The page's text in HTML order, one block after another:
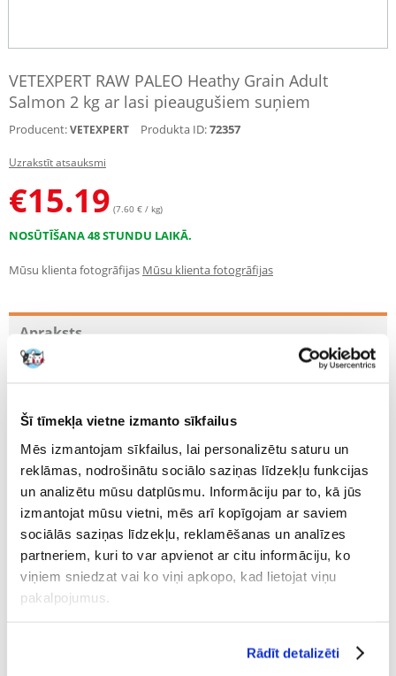
Šī tīmekļa vietne izmanto sīkfailus
Mēs izmantojam sīkfailus, lai personalizētu saturu un
reklāmas, nodrošinātu sociālo saziņas līdzekļu funkcijas
un analizētu mūsu datplūsmu. Informāciju par to, kā jūs
izmantojat mūsu vietni, mēs arī kopīgojam ar saviem
sociālās saziņas līdzekļu, reklamēšanas un analīzes
partneriem, kuri to var apvienot ar citu informāciju, ko
viņiem sniedzat vai ko viņi apkopo, kad lietojat viņu
pakalpojumus.
Rādīt detalizēti
VETEXPERT RAW PALEO Heathy Grain Adult
Salmon 2 kg ar lasi pieaugušiem suņiem
Producent:VETEXPERT Produkta ID:72357
Uzrakstīt atsauksmi
€15.19 (7.60 € / kg)
NOSŪTĪŠANA 48 STUNDU LAIKĀ.
Mūsu klienta fotogrāfijas Mūsu klienta fotogrāfijas
Apraksts
Pilnvērtīga un sabalansēta barība pieaugušiem suņiem, kuras
Divu dažādu olbaltumvielu avotu izmantošana nodrošina labāku
neaizvietojamo aminoskābju līdzsvaru jūsu sunim. Produktam
raksturīga arī divu veidu ogļhidrātu izmantošana miežu un batātu veidā.
Miežiemir raksturīgs zems glikēmiskais indekss, kas ļauj izmantot
pakāpeniski izdalīto enerģiju (LONG ENERGY LASTING).
Jamsi nodrošina viegli sagremojamu enerģiju,ko suņa organisms
izmanto uzreiz pēc ēšanas.
Šāds barības enerģijas sadalījums ļauj pilnībā izmantot gaļā esošās
olbaltumvielas organisma celtniecības vajadzībām. Tas nodrošina
pietiekamas muskuļu masas uzturēšanu, vienlaikus saglabājot suni
optimālā kondīcijā. Receptē ir piedevas, kas veicina locītavu (glikozamīns